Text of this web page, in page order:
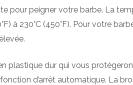
pour peigner votre barbe. La
à 230°C (450°F). Pour votre
plastique dur qui vous
d’arrêt automatique. La